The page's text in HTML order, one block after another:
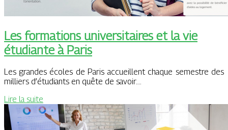
Les formations universitaires et la vie
étudiante à Paris
Les grandes écoles de Paris accueillent chaque semestre des
milliers d’étudiants en quête de savoir….
Lire la suite